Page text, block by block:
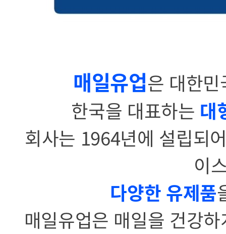
매일유업은 대한
한국을 대표하는 대
회사는 1964년에 설립되
이
다양한 유제품
매일유업은 매일을 건강